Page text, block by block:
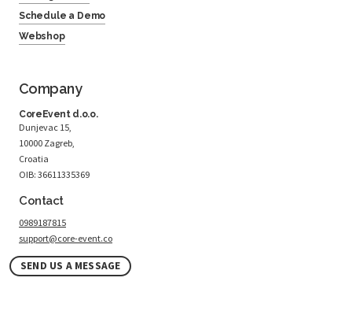
Schedule a Demo
Webshop
Company
CoreEvent d.o.o.
Dunjevac 15,
10000 Zagreb,
Croatia
OIB: 36611335369
Contact
0989187815
support@core-event.co
SEND US A MESSAGE